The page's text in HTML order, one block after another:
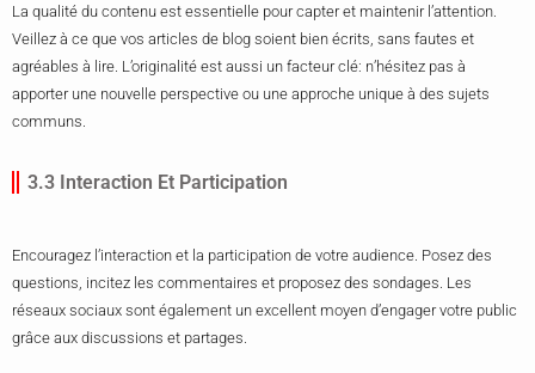
La qualité du contenu est essentielle pour capter et maintenir l’attention.
Veillez à ce que vos articles de blog soient bien écrits, sans fautes et
agréables à lire. L’originalité est aussi un facteur clé: n’hésitez pas à
apporter une nouvelle perspective ou une approche unique à des sujets
communs.
3.3 Interaction Et Participation
Encouragez l’interaction et la participation de votre audience. Posez des
questions, incitez les commentaires et proposez des sondages. Les
réseaux sociaux sont également un excellent moyen d’engager votre public
grâce aux discussions et partages.